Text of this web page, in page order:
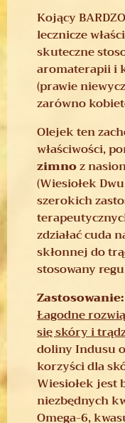
Kojący
lecznicze
skuteczne
aromaterapii i
(prawie
zarówno
Olejek ten
właściwości,
zimnoz
(Wiesiołek
szerokich
zdziałać cuda
skłonnej do
stosowany
Zastosowanie:
Łagodne
się skóry i
doliny Indusu
korzyści dla
Wiesiołek jest
niezbędnych
Omega-6,